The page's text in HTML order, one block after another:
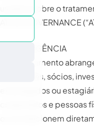
usuários sobre o
ATLAS GOVERNANCE
2. ABRANGÊNCIA
Este documento
de comitês, sócios,
empregados ou
cooperados e pessoas
ou se relacionem